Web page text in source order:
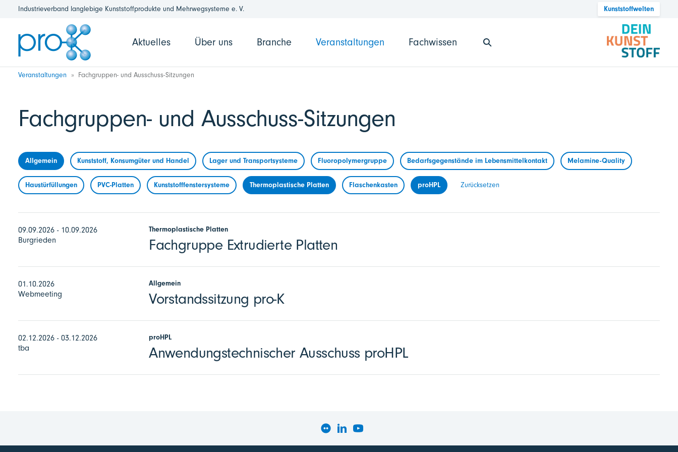
Industrieverband langlebige Kunststoffprodukte und Mehrwegsysteme e. V. Kunststoffwelten
Aktuelles Über uns Branche Veranstaltungen Fachwissen
Veranstaltungen Fachgruppen- und Ausschuss-Sitzungen
Fachgruppen- und Ausschuss-Sitzungen
Allgemein Kunststoff, Konsumgüter und Handel Lager und Transportsysteme Fluoropolymergruppe Bedarfsgegenstände im Lebensmittelkontakt Melamine-Quality
Haustürfüllungen PVC-Platten Kunststofffenstersysteme Thermoplastische Platten Flaschenkasten proHPL Zurücksetzen
09.09.2026 - 10.09.2026
Burgrieden
Thermoplastische Platten
Fachgruppe Extrudierte Platten
01.10.2026
Webmeeting
Allgemein
Vorstandssitzung pro-K
02.12.2026 - 03.12.2026
tba
proHPL
Anwendungstechnischer Ausschuss proHPL